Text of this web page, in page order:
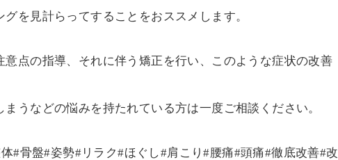
を見計らってすることをおススメします。
意点の指導、それに伴う矯正を行い、このような症状の改善
うなどの悩みを持たれている方は一度ご相談ください。
#骨盤#姿勢#リラク#ほぐし#肩こり#腰痛#頭痛#徹底改善#改